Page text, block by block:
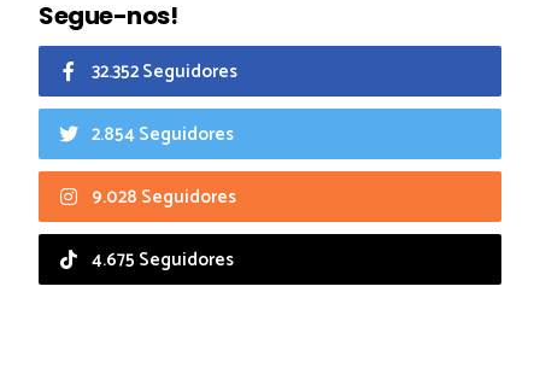
Segue-nos!
32.352 Seguidores
2.854 Seguidores
9.028 Seguidores
4.675 Seguidores